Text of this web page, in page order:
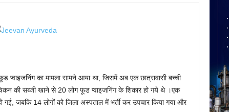
का मामला सामने आया था, जिसमें अब एक छात्रावासी बच्ची
की सब्जी खाने से 20 लोग फूड प्वाइजनिंग के शिकार हो गये थे ।एक
जबकि 14 लोगों को जिला अस्पताल में भर्ती कर उपचार किया गया और